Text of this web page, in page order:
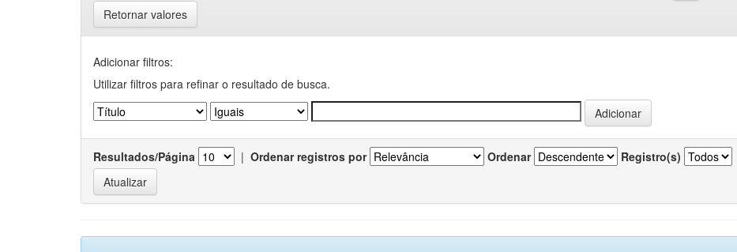
Retornar valores
Adicionar filtros:
Utilizar filtros para refinar o resultado de busca.
Resultados/Página | Ordenar registros por Ordenar Registro(s)